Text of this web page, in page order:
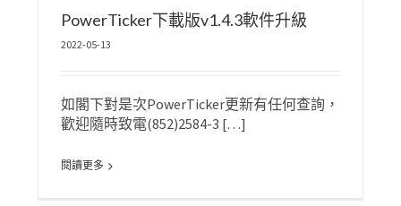
PowerTicker下載版v1.4.3軟件升級
2022-05-13
如閣下對是次PowerTicker更新有任何查詢，
歡迎隨時致電(852)2584-3 […]
閱讀更多